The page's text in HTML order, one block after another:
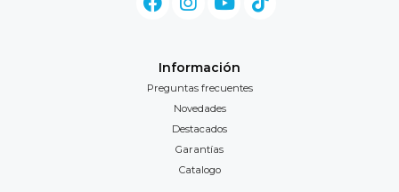
Información
Preguntas frecuentes
Novedades
Destacados
Garantías
Catalogo